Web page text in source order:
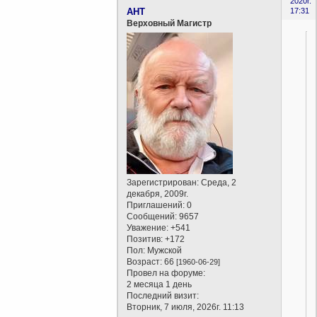
17:31
AHT
Верховный Магистр
Зарегистрирован: Среда, 2
декабря, 2009г.
Приглашений: 0
Сообщений: 9657
Уважение: +541
Позитив: +172
Пол: Мужской
Возраст: 66[1960-06-29]
Провел на форуме:
2 месяца 1 день
Последний визит:
Вторник, 7 июля, 2026г. 11:13